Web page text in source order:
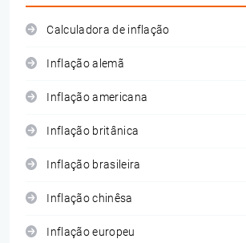
Calculadora de inflação
Inflação alemã
Inflação americana
Inflação britânica
Inflação brasileira
Inflação chinêsa
Inflação europeu